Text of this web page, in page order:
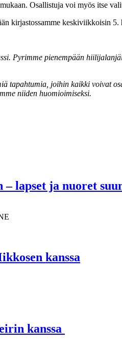
Osallistuja voi myös itse
kirjastossamme keskiviikkoisin
Pyrimme pienempään
tapahtumia, joihin kaikki voivat
niiden huomioimiseksi.
lapset ja nuoret
kanssa
kanssa